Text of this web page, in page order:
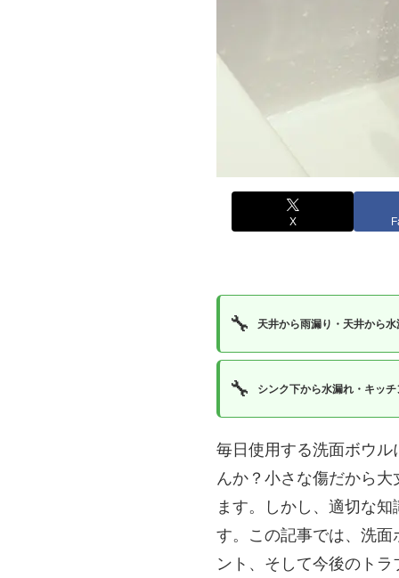
X
🔧 天井から雨漏り・天井から水
🔧 シンク下から水漏れ・キッ
毎日使用する洗面ボウ
んか？小さな傷だから
ます。しかし、適切な
す。この記事では、洗
ント、そして今後のト